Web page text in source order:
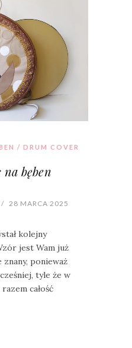
/ DRUM COVER
bęben
/ 28 MARCA 2025
kolejny
jest Wam już
znany, ponieważ
tyle że w
całość